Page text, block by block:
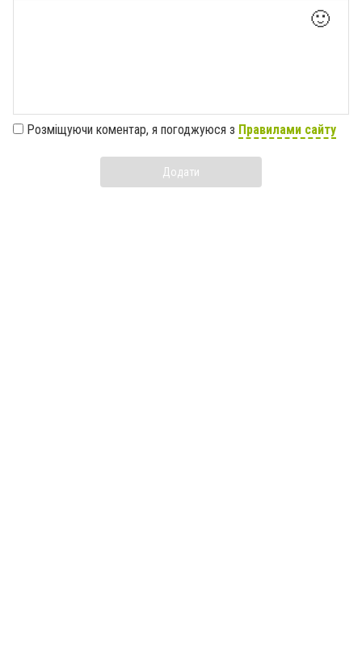
🙂
Розміщуючи коментар, я погоджуюся з Правилами сайту
Додати